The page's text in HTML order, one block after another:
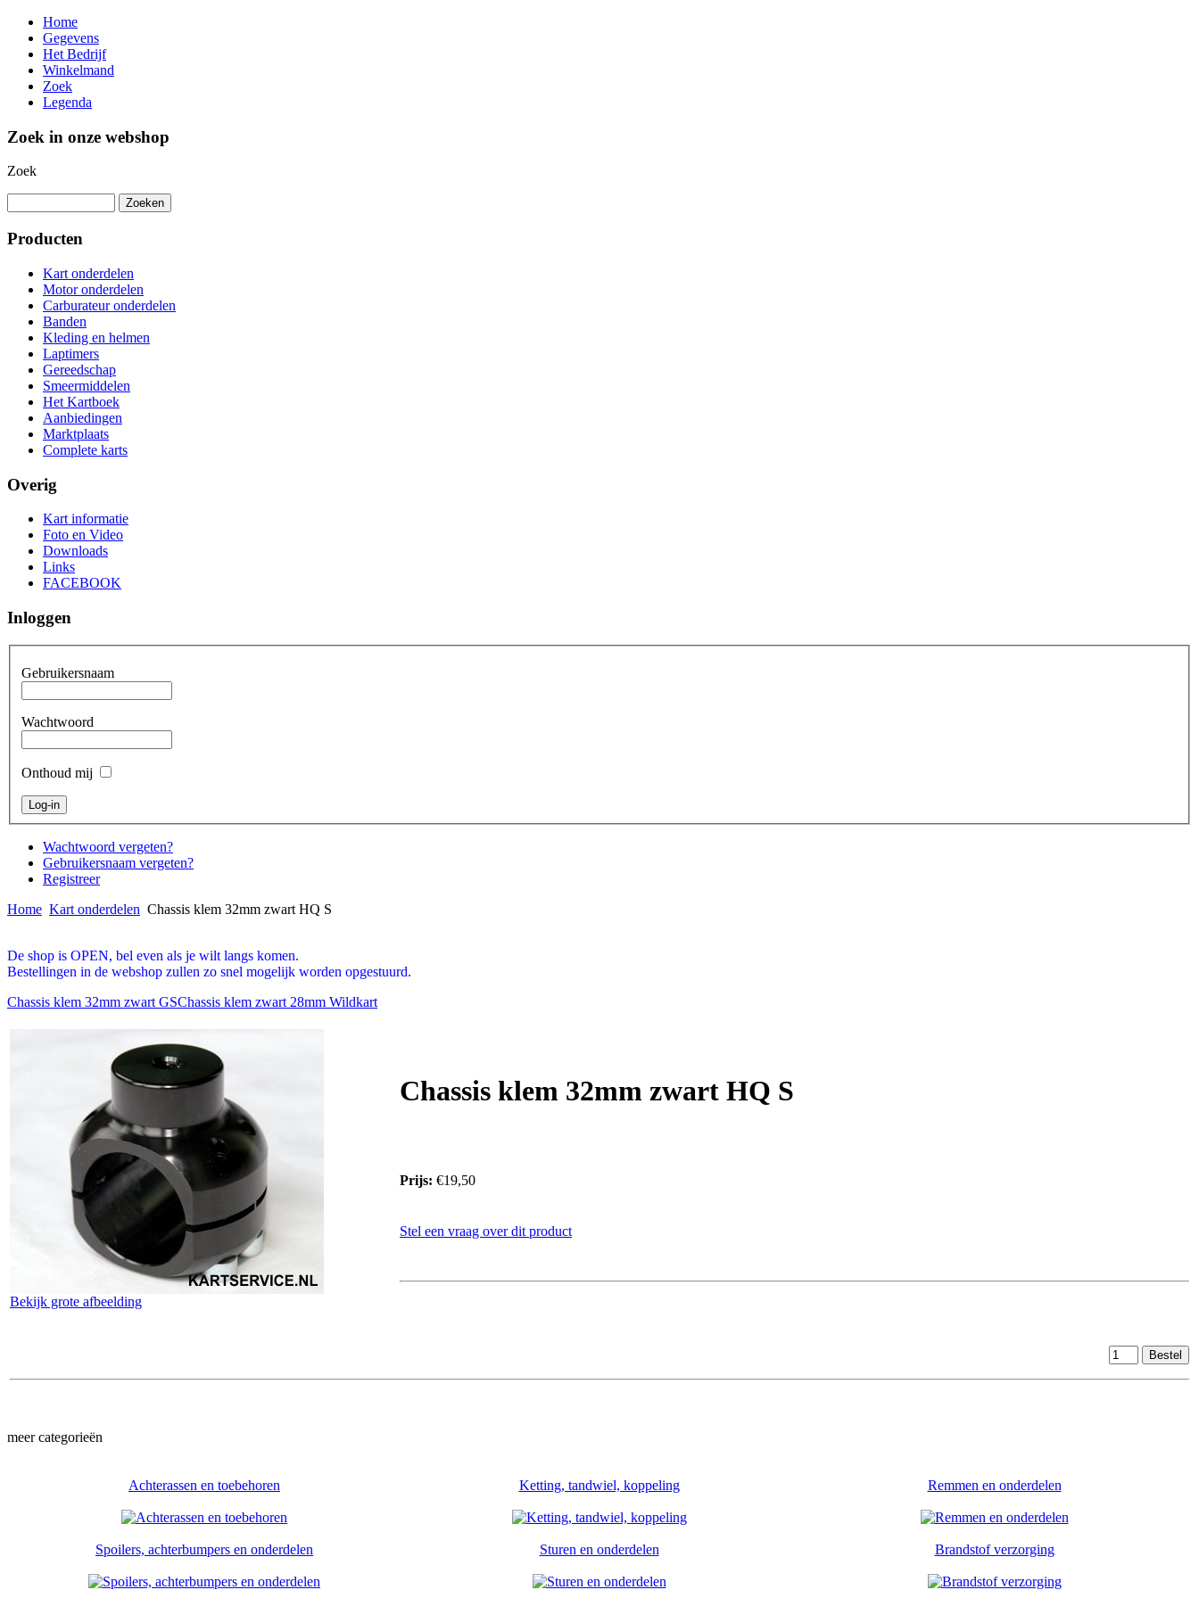
Home
Gegevens
Het Bedrijf
Winkelmand
Zoek
Legenda
Zoek in onze webshop
Zoek
Producten
Kart onderdelen
Motor onderdelen
Carburateur onderdelen
Banden
Kleding en helmen
Laptimers
Gereedschap
Smeermiddelen
Het Kartboek
Aanbiedingen
Marktplaats
Complete karts
Overig
Kart informatie
Foto en Video
Downloads
Links
FACEBOOK
Inloggen
Gebruikersnaam
Wachtwoord
Onthoud mij
Wachtwoord vergeten?
Gebruikersnaam vergeten?
Registreer
Home Kart onderdelen Chassis klem 32mm zwart HQ S
De shop is OPEN, bel even als je wilt langs komen.
Bestellingen in de webshop zullen zo snel mogelijk worden opgestuurd.
Chassis klem 32mm zwart GSChassis klem zwart 28mm Wildkart
Bekijk grote afbeelding
Chassis klem 32mm zwart HQ S
Prijs: €19,50
Stel een vraag over dit product
meer categorieën
Achterassen en toebehoren Ketting, tandwiel, koppeling Remmen en onderdelen
Spoilers, achterbumpers en onderdelen Sturen en onderdelen Brandstof verzorging